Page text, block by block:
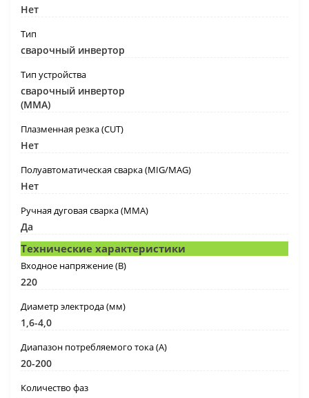
Нет
Тип
сварочный инвертор
Тип устройства
сварочный инвертор
(MMA)
Плазменная резка (CUT)
Нет
Полуавтоматическая сварка (MIG/MAG)
Нет
Ручная дуговая сварка (MMA)
Да
Технические характеристики
Входное напряжение (B)
220
Диаметр электрода (мм)
1,6-4,0
Диапазон потребляемого тока (А)
20-200
Количество фаз